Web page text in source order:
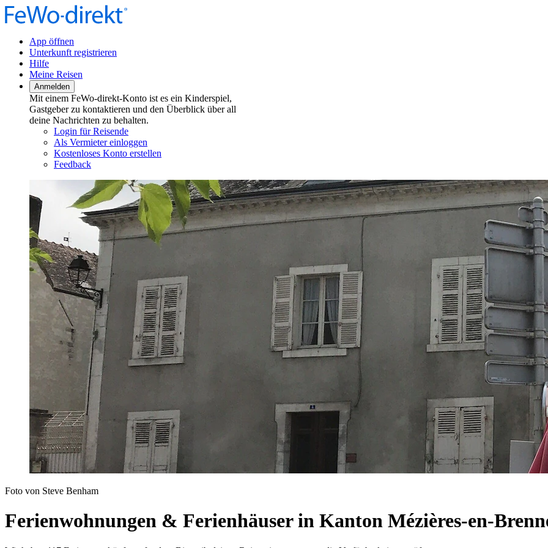
App öffnen
Unterkunft registrieren
Hilfe
Meine Reisen
Anmelden
Mit einem FeWo-direkt-Konto ist es ein Kinderspiel,
Gastgeber zu kontaktieren und den Überblick über all
deine Nachrichten zu behalten.
Login für Reisende
Als Vermieter einloggen
Kostenloses Konto erstellen
Feedback
Foto von Steve Benham
Ferienwohnungen & Ferienhäuser in Kanton Mézières-en-